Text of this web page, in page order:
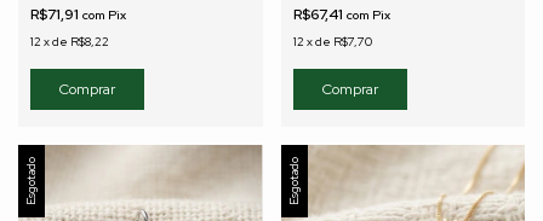
R$71,91 com Pix
12 xde R$8,22
R$67,41 com Pix
12 xde R$7,70
Esgotado Esgotado